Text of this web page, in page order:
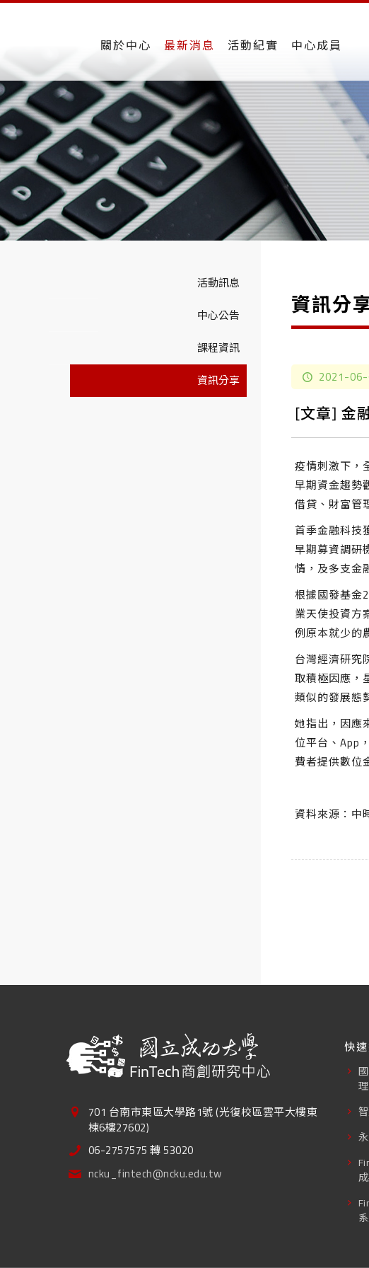
關於中心 最新消息 活動紀實 中心成員
資訊分
2021-
[文章] 金
疫情刺激下，
早期資金趨勢
借貸、財富管
首季金融科技
早期募資調研
情，及多支金
根據國發基金
業天使投資方
例原本就少的
台灣經濟研究
取積極因應，
類似的發展態
她指出，因應
位平台、App
費者提供數位
資料來源：中
活動訊息
中心公告
課程資訊
資訊分享
701 台南市東區大學路1號 (光復校區雲平大樓東
棟6樓27602)
06-2757575 轉 53020
ncku_fintech@ncku.edu.tw
快